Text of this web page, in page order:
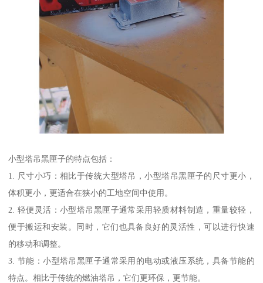
小型塔吊黑匣子的特点包括：
1. 尺寸小巧：相比于传统大型塔吊，小型塔吊黑匣子的尺寸更小，
体积更小，更适合在狭小的工地空间中使用。
2. 轻便灵活：小型塔吊黑匣子通常采用轻质材料制造，重量较轻，
便于搬运和安装。同时，它们也具备良好的灵活性，可以进行快速
的移动和调整。
3. 节能：小型塔吊黑匣子通常采用的电动或液压系统，具备节能的
特点。相比于传统的燃油塔吊，它们更环保，更节能。